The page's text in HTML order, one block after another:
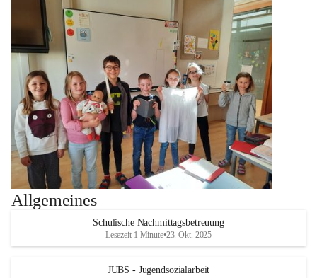
Allgemeines
Schulische Nachmittagsbetreuung
Lesezeit 1 Minute•23. Okt. 2025
JUBS - Jugendsozialarbeit